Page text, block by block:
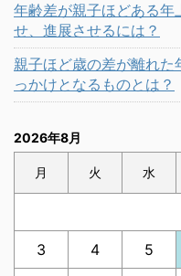
年齢差が親子ほどある年
せ、進展させるには？
親子ほど歳の差が離れた
っかけとなるものとは？
2026年8月
月 火 水
3 4 5